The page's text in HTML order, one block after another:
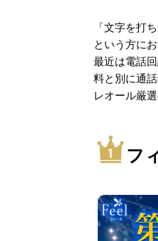
「文字を打
という方に
最近は電話
料と別に通
レオール厳
フ